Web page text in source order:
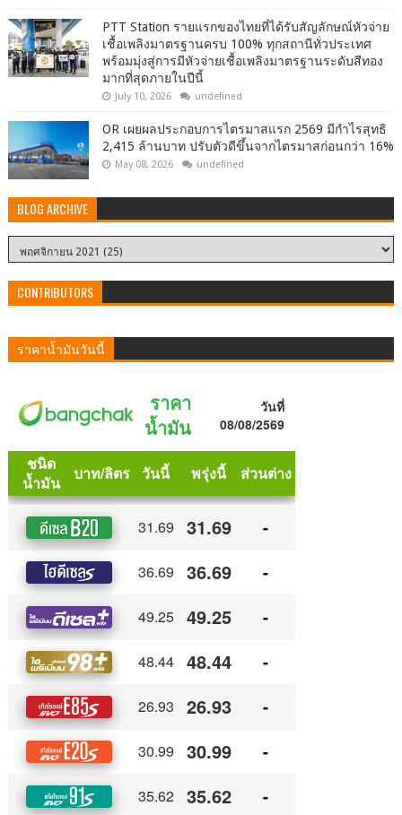
PTT Station รายแรกของไทยที่ได้รับสัญลักษณ์หัวจ่าย
เชื้อเพลิงมาตรฐานครบ 100% ทุกสถานีทั่วประเทศ
พร้อมมุ่งสู่การมีหัวจ่ายเชื้อเพลิงมาตรฐานระดับสีทอง
มากที่สุดภายในปีนี้
July 10, 2026 undefined
OR เผยผลประกอบการไตรมาสแรก 2569 มีกำไรสุทธิ
2,415 ล้านบาท ปรับตัวดีขึ้นจากไตรมาสก่อนกว่า 16%
May 08, 2026 undefined
BLOG ARCHIVE
CONTRIBUTORS
ราคาน้ำมันวันนี้